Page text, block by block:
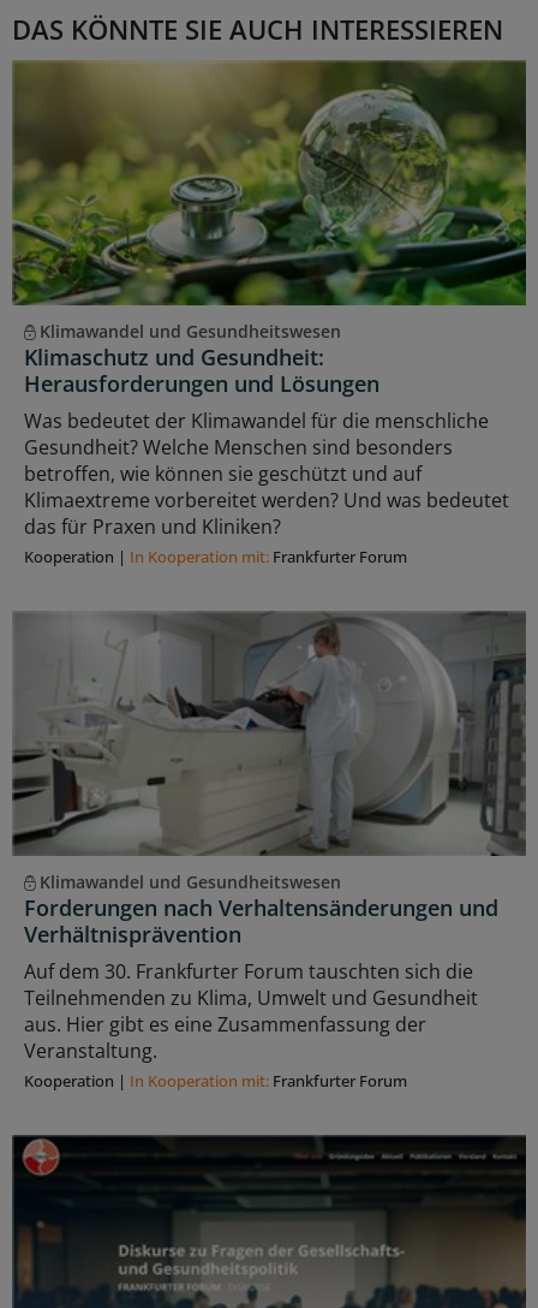
DAS KÖNNTE SIE AUCH INTERESSIEREN
Klimawandel und Gesundheitswesen
Klimaschutz und Gesundheit:
Herausforderungen und Lösungen
Was bedeutet der Klimawandel für die menschliche
Gesundheit? Welche Menschen sind besonders
betroffen, wie können sie geschützt und auf
Klimaextreme vorbereitet werden? Und was bedeutet
das für Praxen und Kliniken?
Kooperation | In Kooperation mit: Frankfurter Forum
Klimawandel und Gesundheitswesen
Forderungen nach Verhaltensänderungen und
Verhältnisprävention
Auf dem 30. Frankfurter Forum tauschten sich die
Teilnehmenden zu Klima, Umwelt und Gesundheit
aus. Hier gibt es eine Zusammenfassung der
Veranstaltung.
Kooperation | In Kooperation mit: Frankfurter Forum